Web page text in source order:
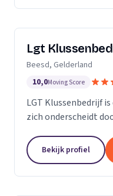
Lgt
Beesd, Gelderland
10,0Moving Score
LGT Klussenbedrijf
zich onderscheidt
ervaren professionals
Bekijk profiel